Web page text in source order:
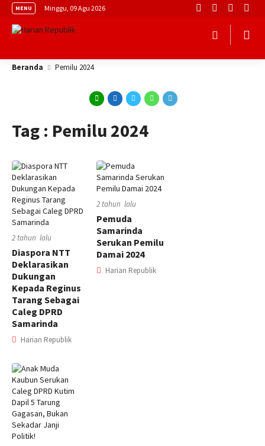
MENU Minggu, 09 Agu 2026
Beranda Pemilu 2024
Tag : Pemilu 2024
2 tahun lalu
Diaspora NTT
Deklarasikan
Dukungan
Kepada Reginus
Tarang Sebagai
Caleg DPRD
Samarinda
Harian Republik
2 tahun lalu
Pemuda
Samarinda
Serukan Pemilu
Damai 2024
Harian Republik